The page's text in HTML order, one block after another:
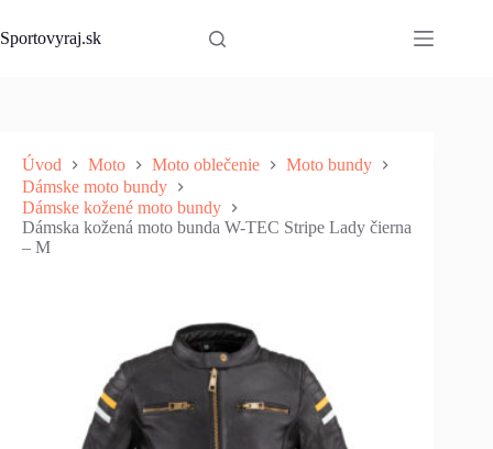
to
content
Sportovyraj.sk
Úvod Moto Moto oblečenie
Moto bundy
Dámske moto bundy
Dámske kožené moto bundy
Dámska kožená moto bunda W-TEC Stripe Lady čierna
– M